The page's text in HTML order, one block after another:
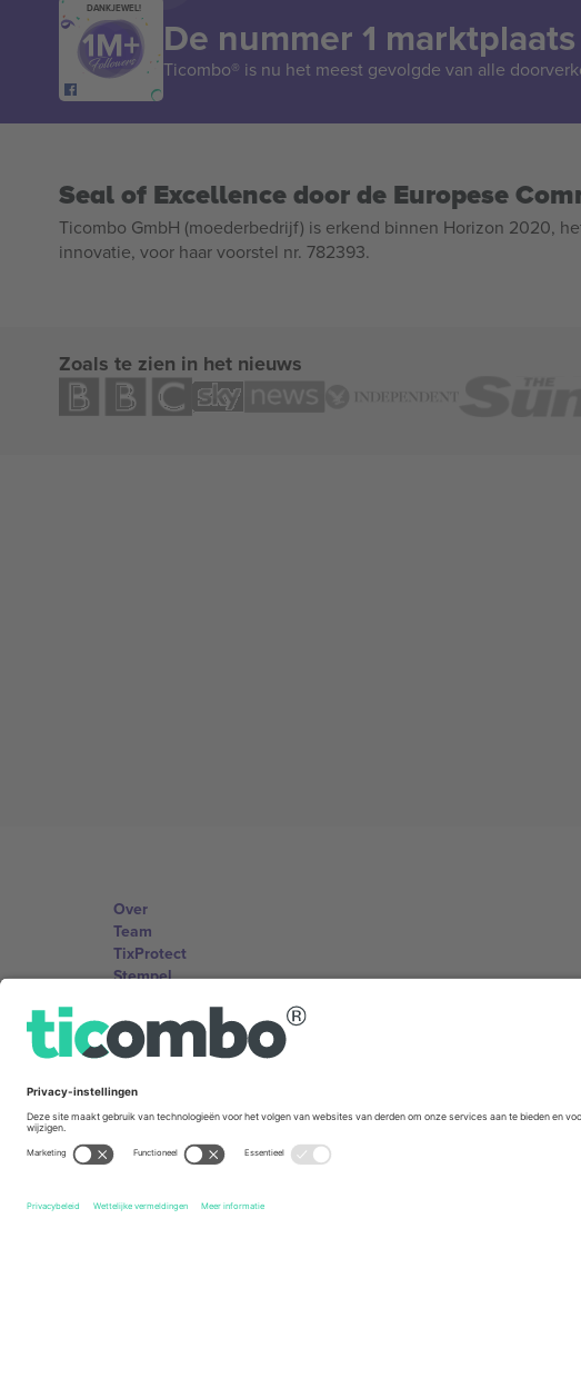
DANKJEWEL!
De nummer 1
Ticombo® is nu het meest gevolgde van alle
Seal of Excellence door de Europese
Ticombo GmbH (moederbedrijf) is erkend binnen Horizon 2020,
innovatie, voor haar voorstel nr. 782393.
Zoals te zien in het nieuws
Over
Team
TixProtect
Stempel
Affiliate programma